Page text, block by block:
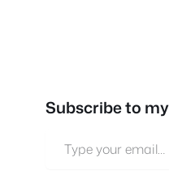
Subscribe to